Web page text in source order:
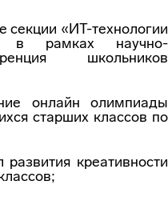
секции «ИТ-технологии
в рамках научно-
школьников
онлайн олимпиады
старших классов по
креативности